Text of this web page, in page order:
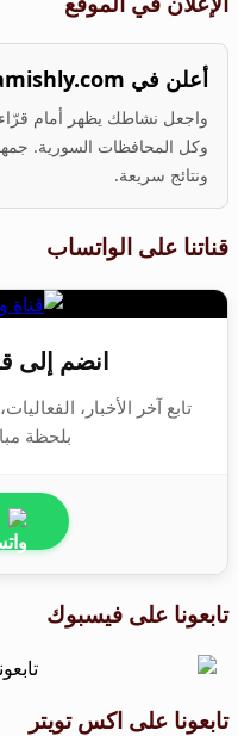
أعلن في Qamishly.com
واجعل نشاطك يظهر أمام
وكل المحافظات السورية.
ونتائج سريعة.
قناتنا على الواتساب
انضم إلى
تابع آخر الأخبار،
بلحظة
تابعونا على فيسبوك
تابعونا على اكس تويتر